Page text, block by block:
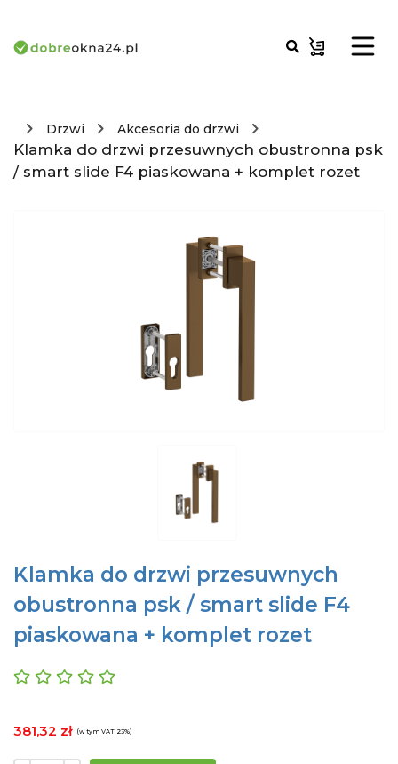
Drzwi Akcesoria do drzwi
Klamka do drzwi przesuwnych obustronna psk
/ smart slide F4 piaskowana + komplet rozet
Klamka do drzwi przesuwnych
obustronna psk / smart slide F4
piaskowana + komplet rozet
381,32 zł (w tym VAT 23%)